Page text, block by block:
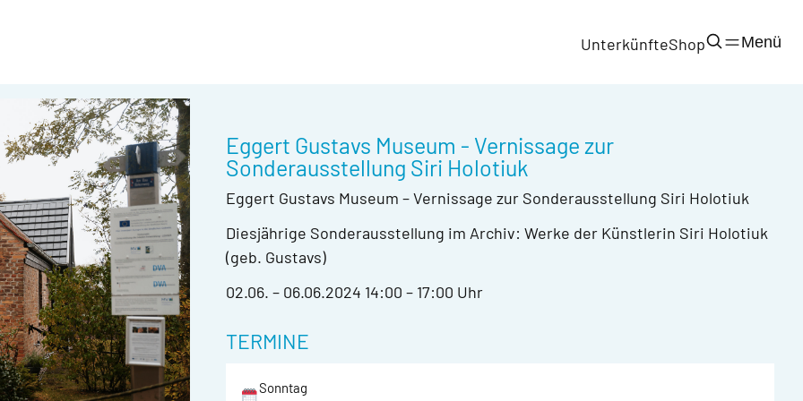
UnterkünfteShop Menü
Eggert Gustavs Museum - Vernissage zur
Sonderausstellung Siri Holotiuk
Eggert Gustavs Museum – Vernissage zur Sonderausstellung Siri Holotiuk
Diesjährige Sonderausstellung im Archiv: Werke der Künstlerin Siri Holotiuk
(geb. Gustavs)
02.06. – 06.06.2024 14:00 – 17:00 Uhr
TERMINE
Sonntag